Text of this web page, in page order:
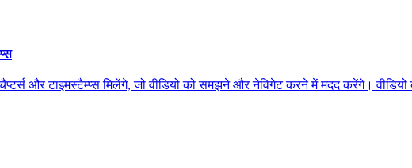
और टाइमस्टैम्प्स मिलेंगे, जो वीडियो को समझने और नेविगेट करने में मदद करेंगे।